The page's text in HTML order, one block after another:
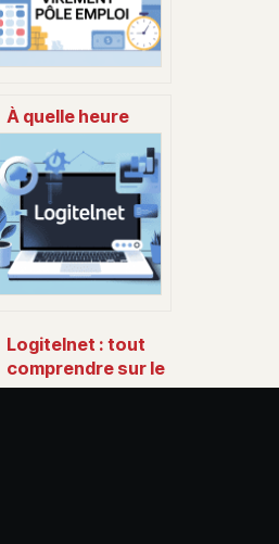
À quelle heure
arrive le virement
pôle emploi sur
votre compte
Logitelnet : tout
comprendre sur le
logiciel, ses